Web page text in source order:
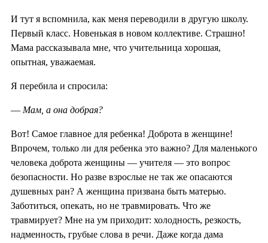
И тут я вспомнила, как меня переводили в другую школу.
Первый класс. Новенькая в новом коллективе. Страшно!
Мама рассказывала мне, что учительница хорошая,
опытная, уважаемая.
Я перебила и спросила:
— Мам, а она добрая?
Вот! Самое главное для ребенка! Доброта в женщине!
Впрочем, только ли для ребенка это важно? Для маленького
человека доброта женщины — учителя — это вопрос
безопасности. Но разве взрослые не так же опасаются
душевных ран? А женщина призвана быть матерью.
Заботиться, опекать, но не травмировать. Что же
травмирует? Мне на ум приходит: холодность, резкость,
надменность, грубые слова в речи. Даже когда дама